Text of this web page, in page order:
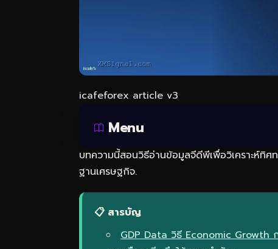
icafeforex article v3
Menu
บทความนี้สอนวิธีอ่านข้อมูลจีดีพีเพื่อวิเคราะห์ทิศ
ฐานเศรษฐกิจ.
📋 สารบัญ
GDP Data วิธี Economic Growth